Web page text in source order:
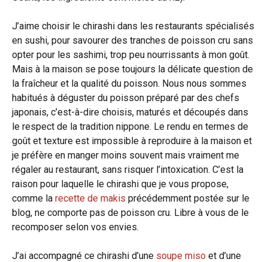
J’aime choisir le chirashi dans les restaurants spécialisés
en sushi, pour savourer des tranches de poisson cru sans
opter pour les sashimi, trop peu nourrissants à mon goût.
Mais à la maison se pose toujours la délicate question de
la fraîcheur et la qualité du poisson. Nous nous sommes
habitués à déguster du poisson préparé par des chefs
japonais, c’est-à-dire choisis, maturés et découpés dans
le respect de la tradition nippone. Le rendu en termes de
goût et texture est impossible à reproduire à la maison et
je préfère en manger moins souvent mais vraiment me
régaler au restaurant, sans risquer l’intoxication. C’est la
raison pour laquelle le chirashi que je vous propose,
comme la recette de makis précédemment postée sur le
blog, ne comporte pas de poisson cru. Libre à vous de le
recomposer selon vos envies.
J’ai accompagné ce chirashi d’une soupe miso et d’une